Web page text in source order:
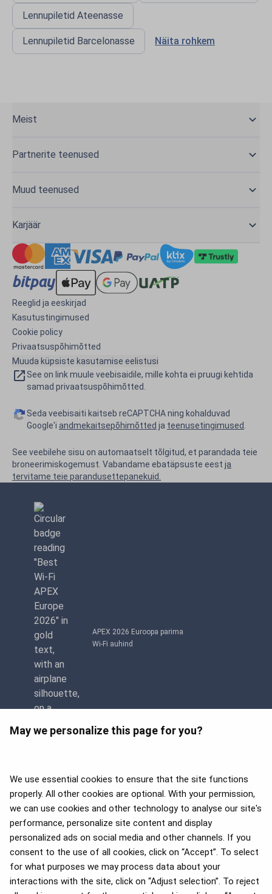
May we personalize this page for you?
We use essential cookies to ensure that the site functions
properly. All other cookies are optional. With your permission,
we can use cookies and other technology to analyse our site's
performance, personalize site content and display
personalized ads on social media and other channels. If you
consent to the use of all cookies, click on “Accept”. To select
for what purposes we may process data about your
interactions with the site, click on “Adjust selection”. To reject
Lennupiletid Ateenasse
Lennupiletid Barcelonasse Näita rohkem
Meist
Partnerite teenused
Muud teenused
Karjäär
Reeglid ja eeskirjad
Kasutustingimused
Cookie policy
Privaatsuspõhimõtted
Muuda küpsiste kasutamise eelistusi
See on link muule veebisaidile, mille kohta ei pruugi kehtida
samad privaatsuspõhimõtted.
Seda veebisaiti kaitseb reCAPTCHA ning kohalduvad
Google'i andmekaitsepõhimõtted ja teenusetingimused
See veebilehe sisu on automaatselt tõlgitud, et parandada teie
broneerimiskogemust. Vabandame ebatäpsuste eest ja
tervitame teie parandusettepanekuid.
APEX 2026 Euroopa parima
Wi-Fi auhind
APEX 2026 Five Star Major
Airline Award
2025. aasta Flyers' Choice
auhinnad